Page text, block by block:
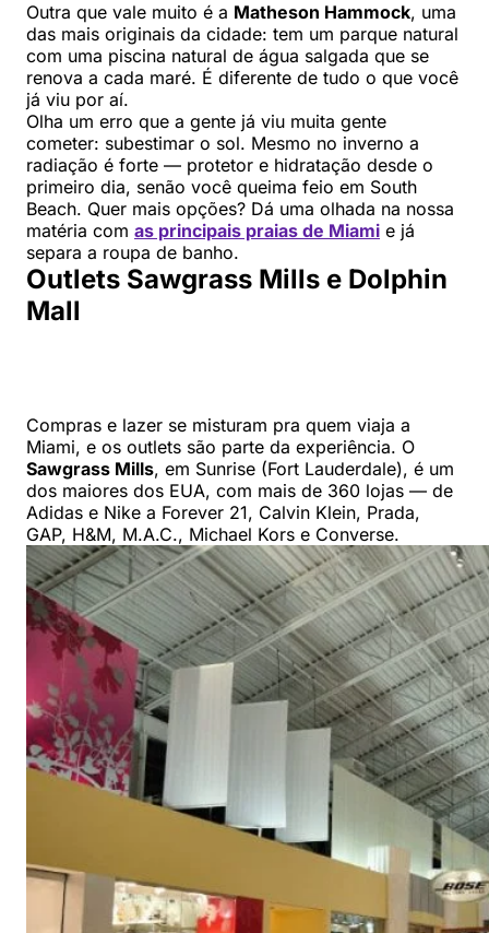
Outra que vale muito é a Matheson Hammock, uma
das mais originais da cidade: tem um parque natural
com uma piscina natural de água salgada que se
renova a cada maré. É diferente de tudo o que você
já viu por aí.
Olha um erro que a gente já viu muita gente
cometer: subestimar o sol. Mesmo no inverno a
radiação é forte — protetor e hidratação desde o
primeiro dia, senão você queima feio em South
Beach. Quer mais opções? Dá uma olhada na nossa
matéria com as principais praias de Miami e já
separa a roupa de banho.
Outlets Sawgrass Mills e Dolphin
Mall
Compras e lazer se misturam pra quem viaja a
Miami, e os outlets são parte da experiência. O
Sawgrass Mills, em Sunrise (Fort Lauderdale), é um
dos maiores dos EUA, com mais de 360 lojas — de
Adidas e Nike a Forever 21, Calvin Klein, Prada,
GAP, H&M, M.A.C., Michael Kors e Converse.